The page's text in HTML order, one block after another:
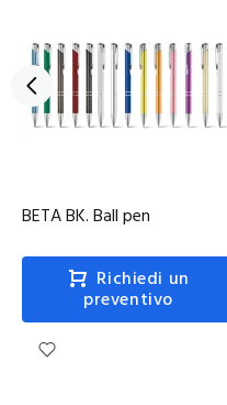
BETA BK. Ball pen
Richiedi un
preventivo